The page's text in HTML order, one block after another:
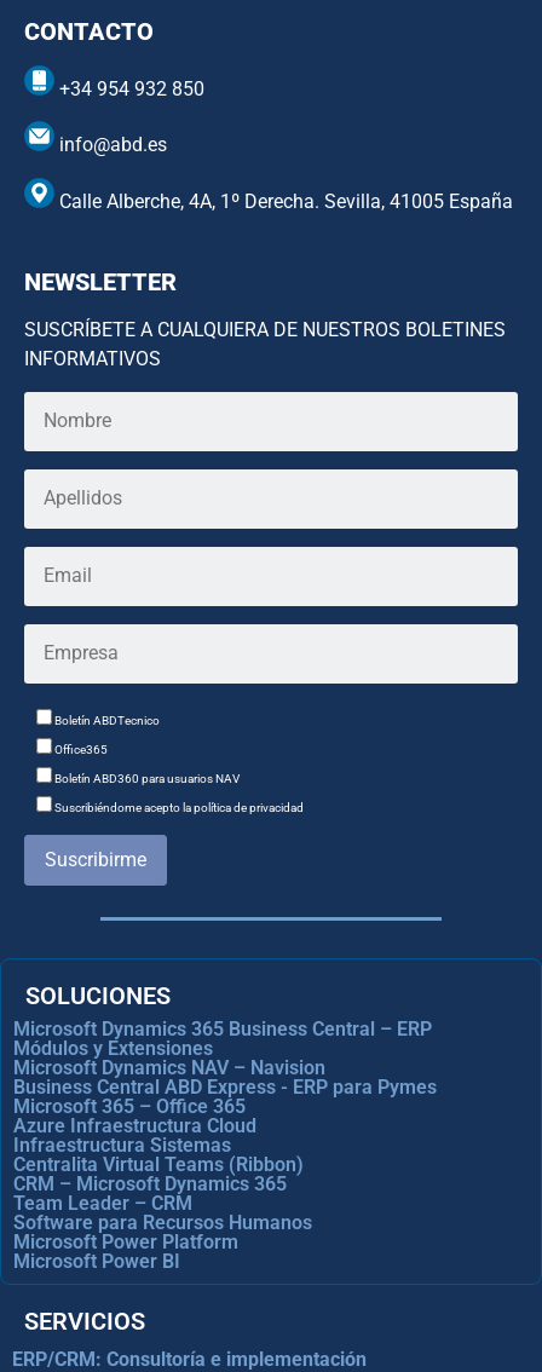
CONTACTO
+34 954 932 850
info@abd.es
Calle Alberche, 4A, 1º Derecha. Sevilla, 41005 España
NEWSLETTER
SUSCRÍBETE A CUALQUIERA DE NUESTROS BOLETINES
INFORMATIVOS
Boletín ABDTecnico
Office365
Boletín ABD360 para usuarios NAV
Suscribiéndome acepto la política de privacidad
Suscribirme
SOLUCIONES
Microsoft Dynamics 365 Business Central – ERP
Módulos y Extensiones
Microsoft Dynamics NAV – Navision
Business Central ABD Express - ERP para Pymes
Microsoft 365 – Office 365
Azure Infraestructura Cloud
Infraestructura Sistemas
Centralita Virtual Teams (Ribbon)
CRM – Microsoft Dynamics 365
Team Leader – CRM
Software para Recursos Humanos
Microsoft Power Platform
Microsoft Power BI
SERVICIOS
ERP/CRM: Consultoría e implementación